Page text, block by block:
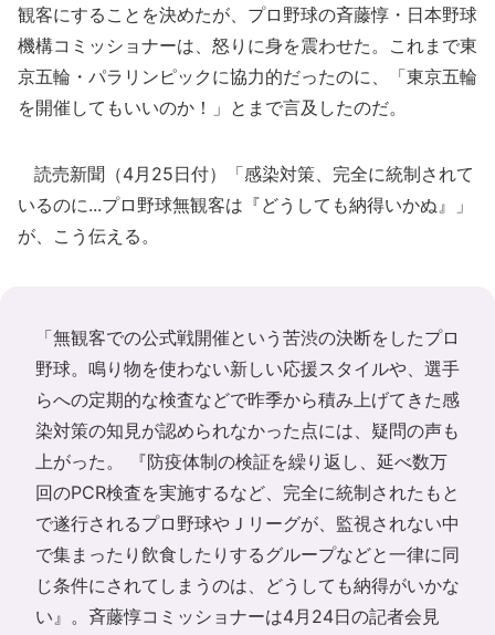
観客にすることを決めたが、プロ野球の斉藤惇・日本野球
機構コミッショナーは、怒りに身を震わせた。これまで東
京五輪・パラリンピックに協力的だったのに、「東京五輪
を開催してもいいのか！」とまで言及したのだ。
読売新聞（4月25日付）「感染対策、完全に統制されて
いるのに...プロ野球無観客は『どうしても納得いかぬ』」
が、こう伝える。
「無観客での公式戦開催という苦渋の決断をしたプロ
野球。鳴り物を使わない新しい応援スタイルや、選手
らへの定期的な検査などで昨季から積み上げてきた感
染対策の知見が認められなかった点には、疑問の声も
上がった。 『防疫体制の検証を繰り返し、延べ数万
回のPCR検査を実施するなど、完全に統制されたもと
で遂行されるプロ野球やＪリーグが、監視されない中
で集まったり飲食したりするグループなどと一律に同
じ条件にされてしまうのは、どうしても納得がいかな
い』。斉藤惇コミッショナーは4月24日の記者会見